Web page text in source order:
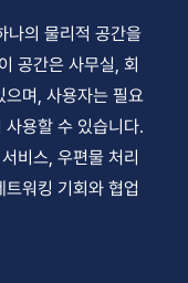
나의 물리적 공간을
공간은 사무실, 회
으며, 사용자는 필요
용할 수 있습니다.
비스, 우편물 처리
워킹 기회와 협업